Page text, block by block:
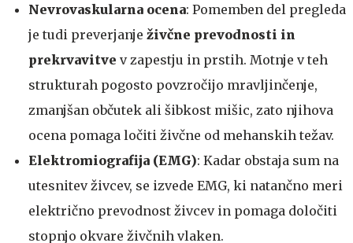
Nevrovaskularna ocena: Pomemben del pregleda
je tudi preverjanje živčne prevodnosti in
prekrvavitve v zapestju in prstih. Motnje v teh
strukturah pogosto povzročijo mravljinčenje,
zmanjšan občutek ali šibkost mišic, zato njihova
ocena pomaga ločiti živčne od mehanskih težav.
Elektromiografija (EMG): Kadar obstaja sum na
utesnitev živcev, se izvede EMG, ki natančno meri
električno prevodnost živcev in pomaga določiti
stopnjo okvare živčnih vlaken.